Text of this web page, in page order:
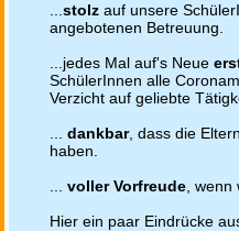
stolz auf unsere
angebotenen Betreuung.
...jedes Mal auf's Neue
SchülerInnen alle
Verzicht auf geliebte
dankbar, dass die
haben.
voller Vorfreude ,
Hier ein paar Eindrücke